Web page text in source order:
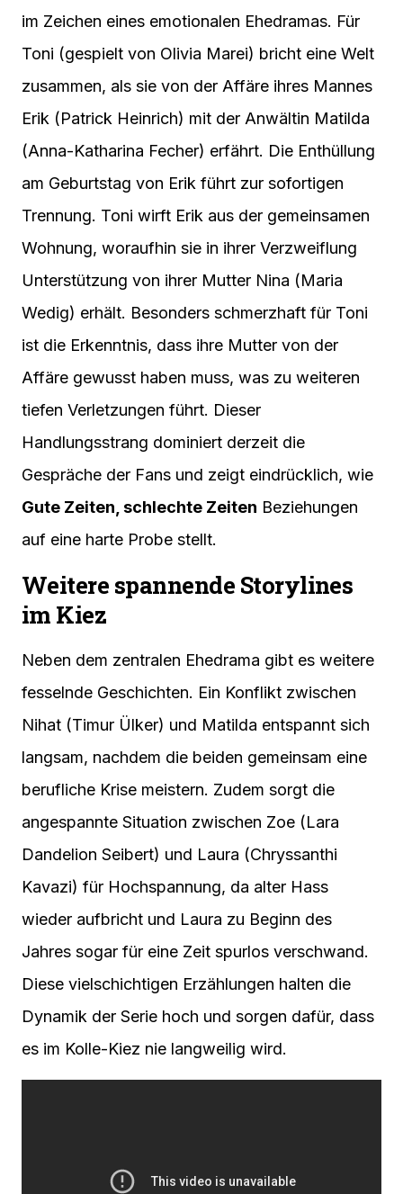
im Zeichen eines emotionalen Ehedramas. Für
Toni (gespielt von Olivia Marei) bricht eine Welt
zusammen, als sie von der Affäre ihres Mannes
Erik (Patrick Heinrich) mit der Anwältin Matilda
(Anna-Katharina Fecher) erfährt. Die Enthüllung
am Geburtstag von Erik führt zur sofortigen
Trennung. Toni wirft Erik aus der gemeinsamen
Wohnung, woraufhin sie in ihrer Verzweiflung
Unterstützung von ihrer Mutter Nina (Maria
Wedig) erhält. Besonders schmerzhaft für Toni
ist die Erkenntnis, dass ihre Mutter von der
Affäre gewusst haben muss, was zu weiteren
tiefen Verletzungen führt. Dieser
Handlungsstrang dominiert derzeit die
Gespräche der Fans und zeigt eindrücklich, wie
Gute Zeiten, schlechte Zeiten Beziehungen
auf eine harte Probe stellt.
Weitere spannende Storylines
im Kiez
Neben dem zentralen Ehedrama gibt es weitere
fesselnde Geschichten. Ein Konflikt zwischen
Nihat (Timur Ülker) und Matilda entspannt sich
langsam, nachdem die beiden gemeinsam eine
berufliche Krise meistern. Zudem sorgt die
angespannte Situation zwischen Zoe (Lara
Dandelion Seibert) und Laura (Chryssanthi
Kavazi) für Hochspannung, da alter Hass
wieder aufbricht und Laura zu Beginn des
Jahres sogar für eine Zeit spurlos verschwand.
Diese vielschichtigen Erzählungen halten die
Dynamik der Serie hoch und sorgen dafür, dass
es im Kolle-Kiez nie langweilig wird.